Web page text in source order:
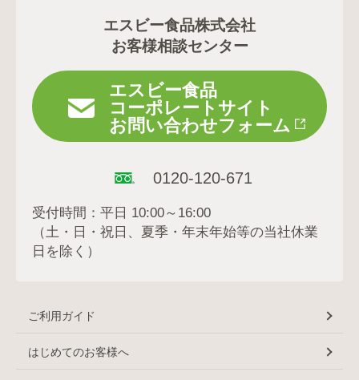
エスビー食品株式会社
お客様相談センター
エスビー食品
コーポレートサイト
お問い合わせフォーム
0120-120-671
受付時間：平日 10:00～16:00
（土・日・祝日、夏季・年末年始等の当社休業
日を除く）
ご利用ガイド
はじめてのお客様へ